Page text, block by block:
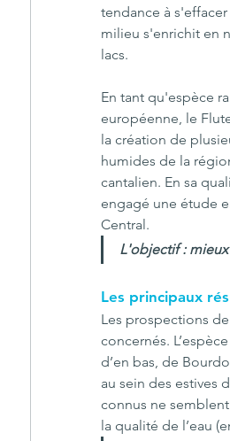
tendance à
milieu s'enrichit en
lacs.
En tant qu'espèce
européenne, le
la création de
humides de la
cantalien. En sa
engagé une étude
Central.
L'objectif :
Les principaux
Les prospections
concernés.
d’en bas, de
au sein des estives
connus ne
la qualité de l’eau